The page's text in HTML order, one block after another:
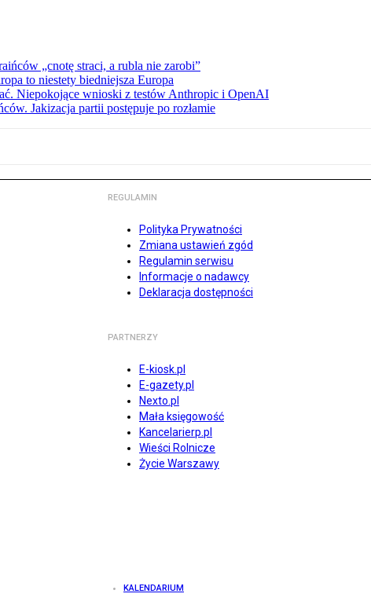
„cnotę straci, a rubla nie zarobi”
to niestety biedniejsza Europa
Niepokojące wnioski z testów Anthropic i OpenAI
Jakizacja partii postępuje po rozłamie
REGULAMIN
Polityka Prywatności
Zmiana ustawień zgód
Regulamin serwisu
Informacje o nadawcy
Deklaracja dostępności
PARTNERZY
E-kiosk.pl
E-gazety.pl
Nexto.pl
Mała księgowość
Kancelarierp.pl
Wieści Rolnicze
Życie Warszawy
KALENDARIUM